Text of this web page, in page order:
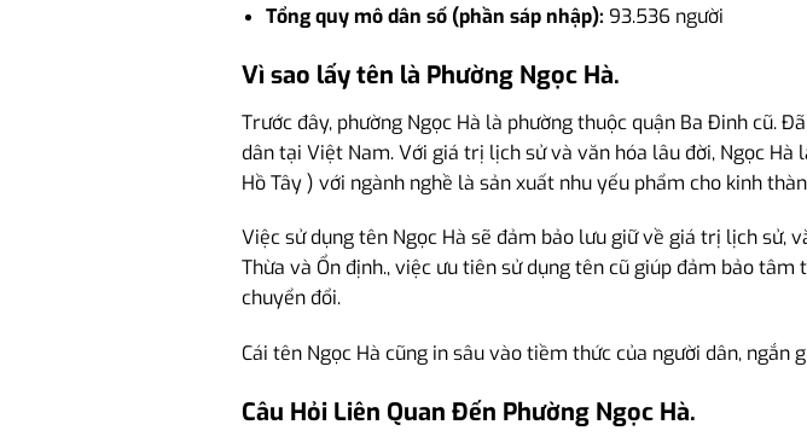
Tổng quy mô dân số (phần sáp nhập): 93.536 người
Vì sao lấy tên là Phường Ngọc Hà.
Trước đây, phường Ngọc Hà là phường thuộc quận Ba Đinh cũ.
dân tại Việt Nam. Với giá trị lịch sử và văn hóa lâu đời, Ngọc
Hồ Tây ) với ngành nghề là sản xuất nhu yếu phẩm cho kinh
Việc sử dụng tên Ngọc Hà sẽ đảm bảo lưu giữ về giá trị lịch sử,
Thừa và Ổn định., việc ưu tiên sử dụng tên cũ giúp đảm bảo
chuyển đổi.
Cái tên Ngọc Hà cũng in sâu vào tiềm thức của người dân, ngắn
Câu Hỏi Liên Quan Đến Phường Ngọc Hà.